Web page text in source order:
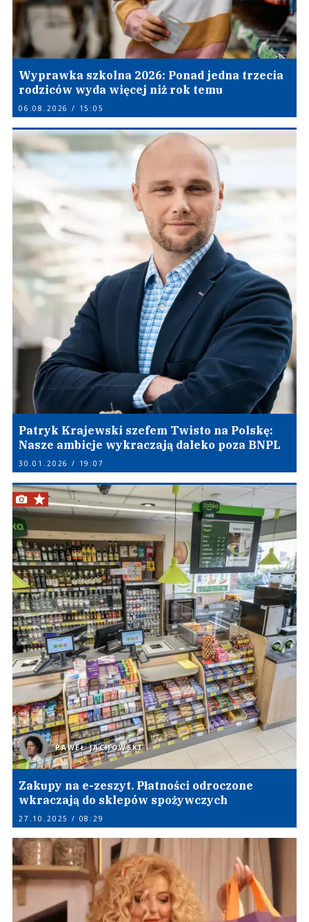
Wyprawka szkolna 2026: Ponad jedna trzecia
rodziców wyda więcej niż rok temu
06.08.2026 / 15:05
Patryk Krajewski szefem Twisto na Polskę:
Nasze ambicje wykraczają daleko poza BNPL
30.01.2026 / 19:07
PAWEŁ JACHOWSKI
Zakupy na e-zeszyt. Płatności odroczone
wkraczają do sklepów spożywczych
27.10.2025 / 08:29